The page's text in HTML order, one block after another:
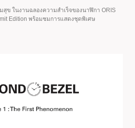
ข ในงานฉลองความสำเร็จของนาฬิกา ORIS
Edition พร้อมชมการแสดงชุดพิเศษ